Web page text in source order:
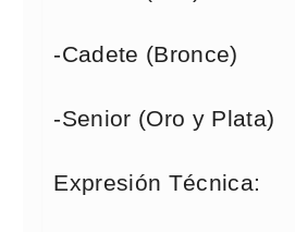
-Cadete (Bronce)
-Senior (Oro y Plata)
Expresión Técnica: